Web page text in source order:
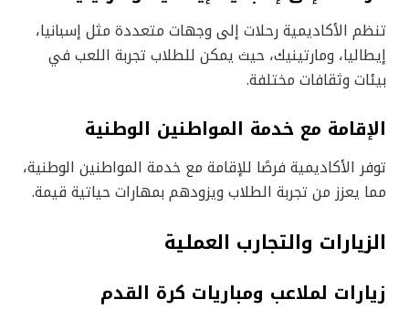
تنظم الأكاديمية رحلات إلى وجهات متعددة مثل إسبانيا،
إيطاليا، ومارتينيك، حيث يمكن للطلاب تجربة اللعب في
بيئات وثقافات مختلفة.
الإقامة مع خدمة المواطنين الوطنية
توفر الأكاديمية فرصًا للإقامة مع خدمة المواطنين الوطنية،
مما يعزز من تجربة الطلاب ويزودهم بمهارات حياتية قيمة.
الزيارات والتجارب العملية
زيارات لملاعب ومباريات كرة القدم